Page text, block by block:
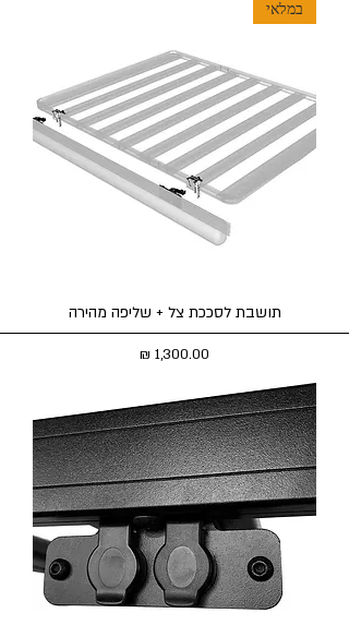
במלאי
תושבת לסככת צל + שליפה מהירה
מחיר